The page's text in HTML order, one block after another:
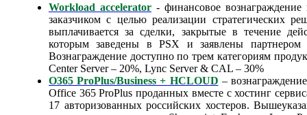
Workload accelerator - финансовое
заказчиком с целью реализации стратегических
выплачивается за сделки, закрытые в течение
которым заведены в PSX и заявлены партнером
Вознаграждение доступно по трем категориям
Center Server – 20%, Lync Server & CAL – 30%
O365 ProPlus/Business + HCLOUD –
Office 365 ProPlus проданных вместе с хостинг
17 авторизованных российских хостеров.